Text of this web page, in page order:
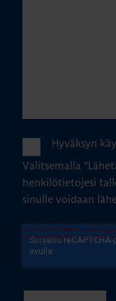
Hyväksyn
Valitsemalla
henkilötietojesi
sinulle voidaan